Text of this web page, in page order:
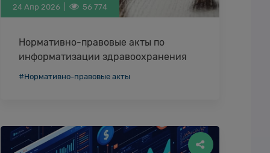
24 Апр 2026 | 56 774
Нормативно-правовые акты по
информатизации здравоохранения
является одним из ключевых направлений
#Нормативно-правовые акты